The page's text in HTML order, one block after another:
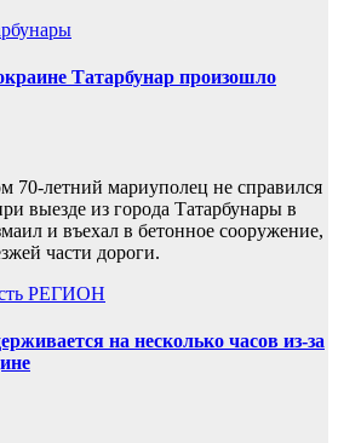
Татарбунар произошло
70-летний мариуполец не справился
выезде из города Татарбунары в
и въехал в бетонное сооружение,
части дороги.
РЕГИОН
на несколько часов из-за